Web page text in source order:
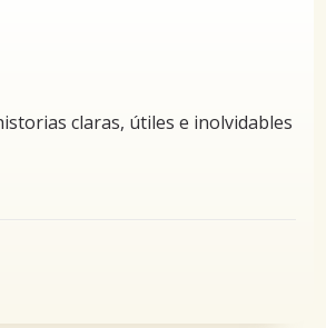
claras, útiles e inolvidables